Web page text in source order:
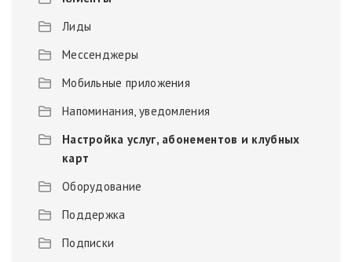
Лиды
Мессенджеры
Мобильные приложения
Напоминания, уведомления
Настройка услуг, абонементов и клубных
карт
Оборудование
Поддержка
Подписки